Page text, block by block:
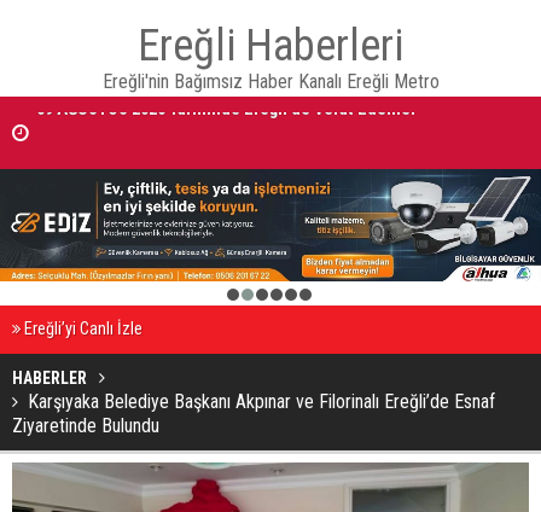
Ereğli Haberleri
Ereğli'nin Bağımsız Haber Kanalı Ereğli Metro
09 AĞUSTOS 2026 Tarihinde Ereğli’de Vefat Edenler
SÜRDÜRÜYOR
2 3 4 5 6
Ereğli’yi Canlı İzle
HABERLER
Karşıyaka Belediye Başkanı Akpınar ve Filorinalı Ereğli’de Esnaf
Ziyaretinde Bulundu